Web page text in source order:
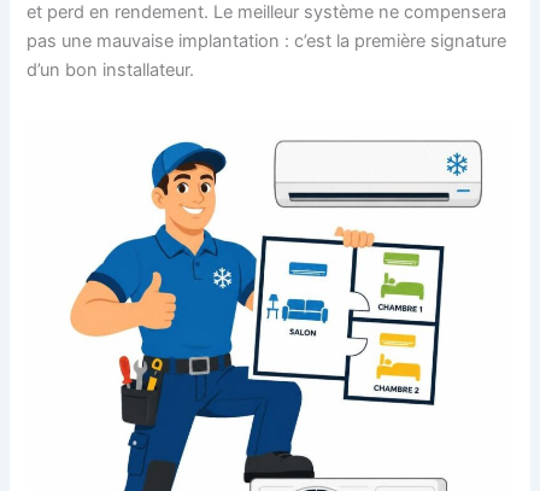
et perd en rendement. Le meilleur système ne compensera
pas une mauvaise implantation : c’est la première signature
d’un bon installateur.